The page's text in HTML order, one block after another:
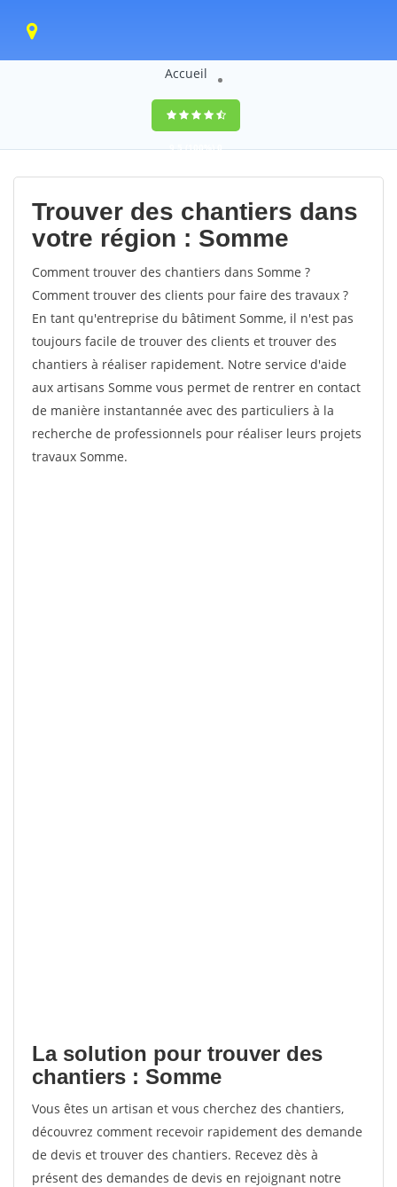
Accueil
9,5(100%)0
votes
Trouver des chantiers dans
votre région : Somme
Comment trouver des chantiers dans Somme ?
Comment trouver des clients pour faire des travaux ?
En tant qu'entreprise du bâtiment Somme, il n'est pas
toujours facile de trouver des clients et trouver des
chantiers à réaliser rapidement. Notre service d'aide
aux artisans Somme vous permet de rentrer en contact
de manière instantannée avec des particuliers à la
recherche de professionnels pour réaliser leurs projets
travaux Somme.
La solution pour trouver des
chantiers : Somme
Vous êtes un artisan et vous cherchez des chantiers,
découvrez comment recevoir rapidement des demande
de devis et trouver des chantiers. Recevez dès à
présent des demandes de devis en rejoignant notre